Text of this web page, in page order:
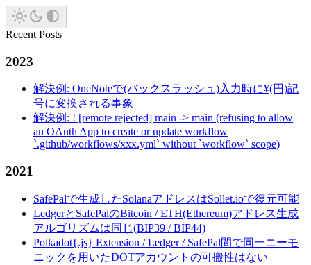
Recent Posts
2023
解決例: OneNoteで(バックスラッシュ)入力時に¥(円)記
号に変換される事象
解決例: ! [remote rejected] main -> main (refusing to allow
an OAuth App to create or update workflow
`.github/workflows/xxx.yml` without `workflow` scope)
2021
SafePalで生成したSolanaアドレスはSollet.ioで復元可能
LedgerとSafePalのBitcoin / ETH(Ethereum)アドレス生成
アルゴリズムは同じ(BIP39 / BIP44)
Polkadot{.js} Extension / Ledger / SafePal間で同一ニーモ
ニックを用いたDOTアカウントの可搬性はない